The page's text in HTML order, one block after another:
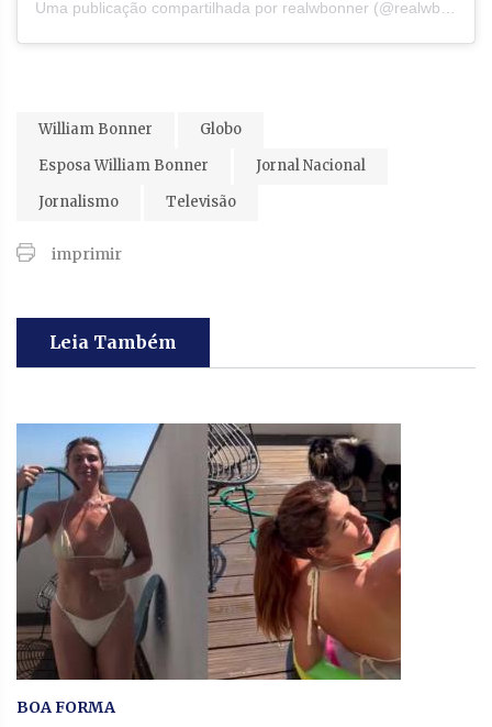
William Bonner
Globo
Esposa William Bonner
Jornal Nacional
Jornalismo
Televisão
imprimir
Leia Também
BOA FORMA